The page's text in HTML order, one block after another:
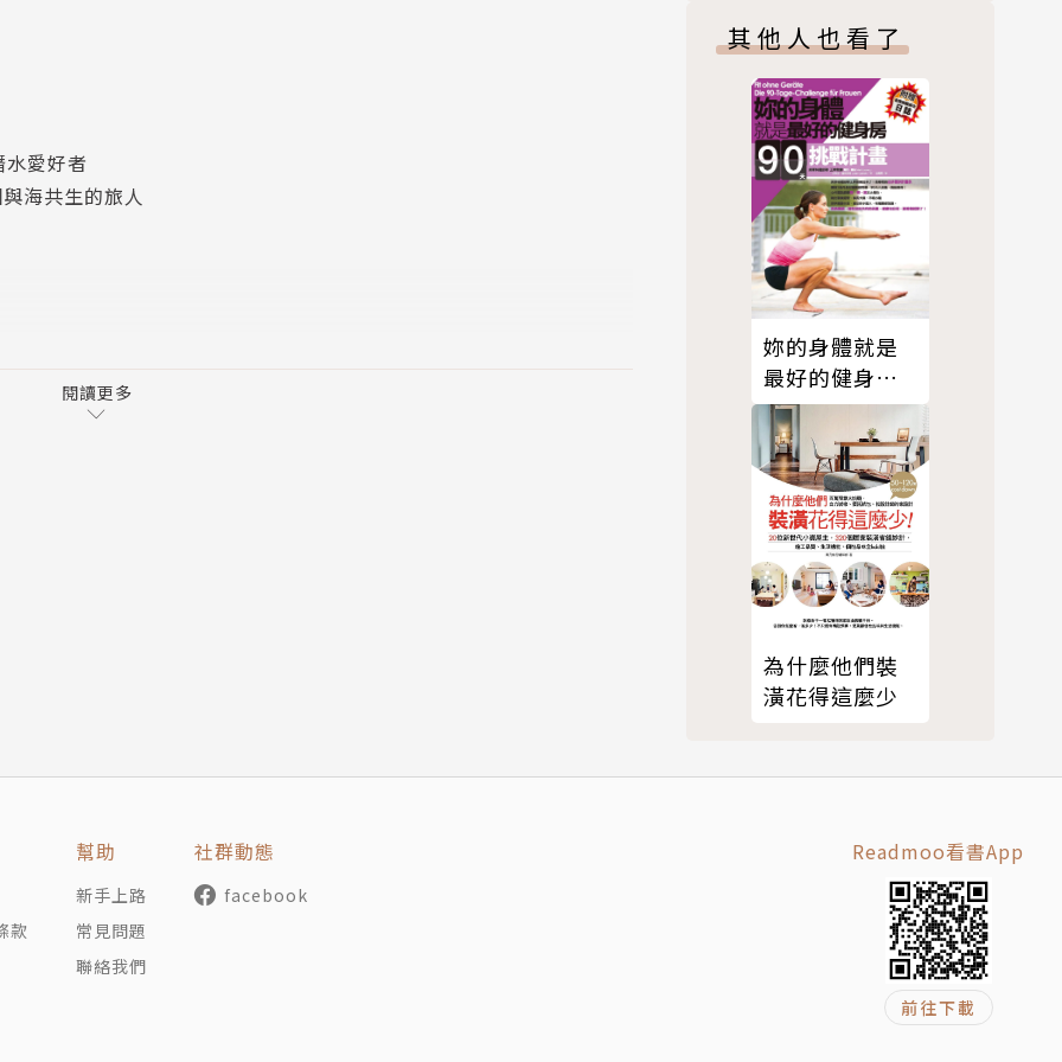
。尤其是離島，保存了珍貴的海洋文化，原住民文化體現在飲食、生
愛好者
海共生的旅人
閱讀更多
其他人也看了
妳的身體就是
最好的健身
房．90天挑戰
計畫（附贈自
我挑戰成功日
誌）
為什麼他們裝
潢花得這麼少
款
幫助
新手上路
常見問題
聯絡我們
社群動態
facebook
Readmoo看書App
前往下載